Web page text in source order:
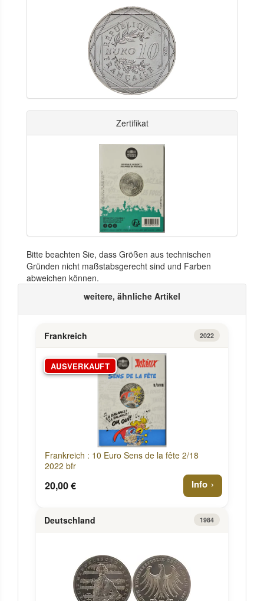
Zertifikat
Bitte beachten Sie, dass Größen aus technischen
Gründen nicht maßstabsgerecht sind und Farben
abweichen können.
weitere, ähnliche Artikel
Frankreich 2022
AUSVERKAUFT
Frankreich : 10 Euro Sens de la fête 2/18
2022 bfr
20,00 € Info
Deutschland 1984